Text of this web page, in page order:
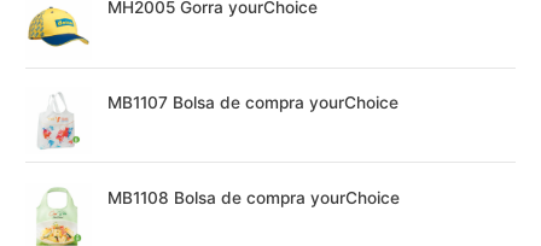
MH2005 Gorra yourChoice
MB1107 Bolsa de compra yourChoice
MB1108 Bolsa de compra yourChoice